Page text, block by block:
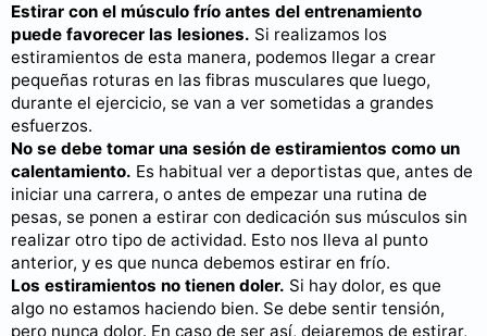
Estirar con el músculo frío antes del entrenamiento
puede favorecer las lesiones. Si realizamos los
estiramientos de esta manera, podemos llegar a crear
pequeñas roturas en las fibras musculares que luego,
durante el ejercicio, se van a ver sometidas a grandes
esfuerzos.
No se debe tomar una sesión de estiramientos como un
calentamiento. Es habitual ver a deportistas que, antes de
iniciar una carrera, o antes de empezar una rutina de
pesas, se ponen a estirar con dedicación sus músculos sin
realizar otro tipo de actividad. Esto nos lleva al punto
anterior, y es que nunca debemos estirar en frío.
Los estiramientos no tienen doler. Si hay dolor, es que
algo no estamos haciendo bien. Se debe sentir tensión,
pero nunca dolor. En caso de ser así, dejaremos de estirar,